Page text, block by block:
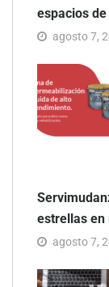
espacios
agosto 7,
estrellas en
agosto 7,